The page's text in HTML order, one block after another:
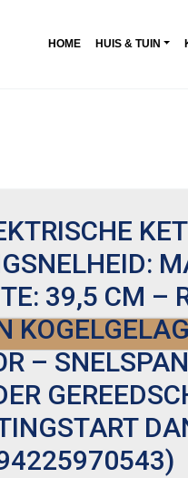
HOME HUIS & TUIN
39,5 CM –
–